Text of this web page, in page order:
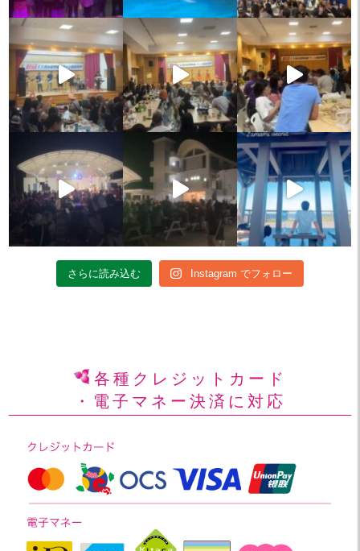
さらに読み込む Instagram でフォロー
各種クレジットカード
・電子マネー決済に対応